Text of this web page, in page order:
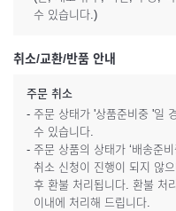
수 있습니다.)
취소/교환/반품 안내
주문 취소
- 주문 상태가 '상품준비중 '일
수 있습니다.
- 주문 상품의 상태가 ‘배송준비
취소 신청이 진행이 되지 않
후 환불 처리됩니다. 환불 처
이내에 처리해 드립니다.